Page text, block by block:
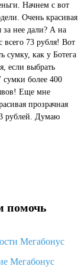
Начнем с вот
Очень красивая
за нее дали? А на
всего 73 рубля! Вот
сумку, как у Ботега
если выбрать
сумки более 400
Еще мне
прозрачная
рублей. Думаю
помочь
Мегабонус
Мегабонус